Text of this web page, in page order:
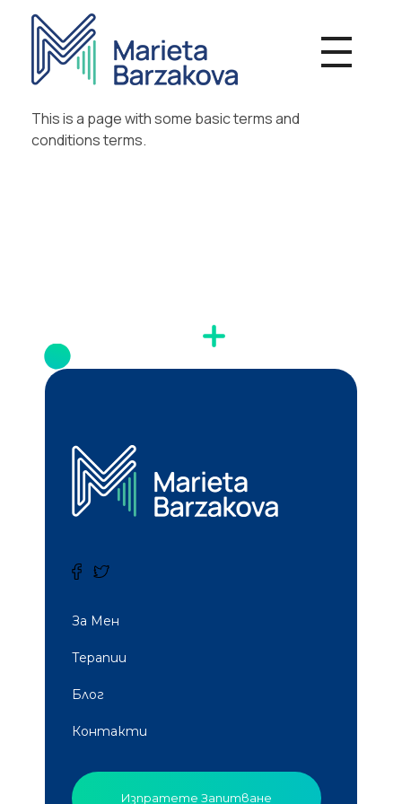
This is a page with some basic terms and
conditions terms.
За Мен
Терапии
Блог
Контакти
Изпратете Запитване